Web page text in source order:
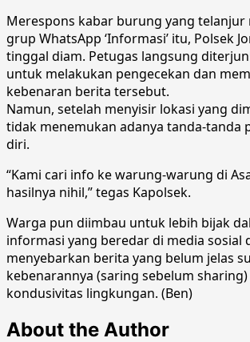
Merespons kabar burung yang telanjur
grup WhatsApp ‘Informasi’ itu, Polsek
tinggal diam. Petugas langsung
untuk melakukan pengecekan dan
kebenaran berita tersebut.
Namun, setelah menyisir lokasi yang
tidak menemukan adanya tanda-tanda
diri.
“Kami cari info ke warung-warung di
hasilnya nihil,” tegas Kapolsek.
Warga pun diimbau untuk lebih bijak
informasi yang beredar di media sosial
menyebarkan berita yang belum jelas
kebenarannya (saring sebelum
kondusivitas lingkungan. (Ben)
About the Author